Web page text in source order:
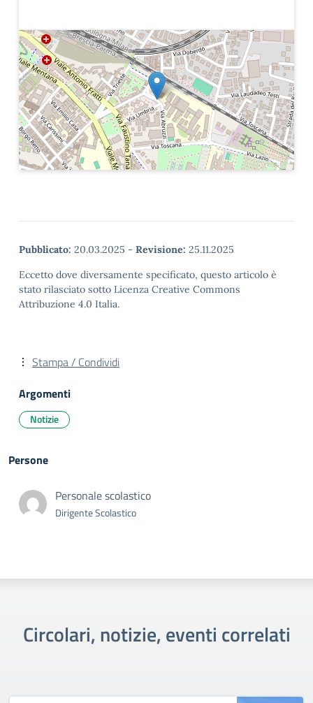
Pubblicato: 20.03.2025 - Revisione: 25.11.2025
Eccetto dove diversamente specificato, questo articolo è
stato rilasciato sotto Licenza Creative Commons
Attribuzione 4.0 Italia.
Stampa / Condividi
Argomenti
Notizie
Persone
Personale scolastico
Dirigente Scolastico
Circolari, notizie, eventi correlati